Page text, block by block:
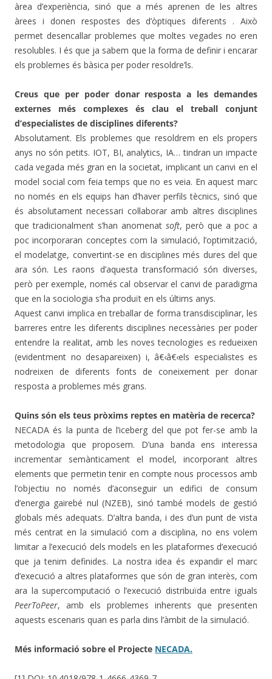
àrea d’experiència, sinó que a més aprenen de les altres
àrees i donen respostes des d’òptiques diferents . Això
permet desencallar problemes que moltes vegades no eren
resolubles. I és que ja sabem que la forma de definir i encarar
els problemes és bàsica per poder resoldre’ls.
Creus que per poder donar resposta a les demandes
externes més complexes és clau el treball conjunt
d’especialistes de disciplines diferents?
Absolutament. Els problemes que resoldrem en els propers
anys no són petits. IOT, BI, analytics, IA… tindran un impacte
cada vegada més gran en la societat, implicant un canvi en el
model social com feia temps que no es veia. En aquest marc
no només en els equips han d’haver perfils tècnics, sinó que
és absolutament necessari col·laborar amb altres disciplines
que tradicionalment s’han anomenat soft, però que a poc a
poc incorporaran conceptes com la simulació, l’optimització,
el modelatge, convertint-se en disciplines més dures del que
ara són. Les raons d’aquesta transformació són diverses,
però per exemple, només cal observar el canvi de paradigma
que en la sociologia s’ha produït en els últims anys.
Aquest canvi implica en treballar de forma transdisciplinar, les
barreres entre les diferents disciplines necessàries per poder
entendre la realitat, amb les noves tecnologies es redueixen
(evidentment no desapareixen) i, â€‹â€‹els especialistes es
nodreixen de diferents fonts de coneixement per donar
resposta a problemes més grans.
Quins són els teus pròxims reptes en matèria de recerca?
NECADA és la punta de l’iceberg del que pot fer-se amb la
metodologia que proposem. D’una banda ens interessa
incrementar semànticament el model, incorporant altres
elements que permetin tenir en compte nous processos amb
l’objectiu no només d’aconseguir un edifici de consum
d’energia gairebé nul (NZEB), sinó també models de gestió
globals més adequats. D’altra banda, i des d’un punt de vista
més centrat en la simulació com a disciplina, no ens volem
limitar a l’execució dels models en les plataformes d’execució
que ja tenim definides. La nostra idea és expandir el marc
d’execució a altres plataformes que són de gran interès, com
ara la supercomputació o l’execució distribuïda entre iguals
PeerToPeer, amb els problemes inherents que presenten
aquests escenaris quan es parla dins l’àmbit de la simulació.
Més informació sobre el Projecte NECADA.